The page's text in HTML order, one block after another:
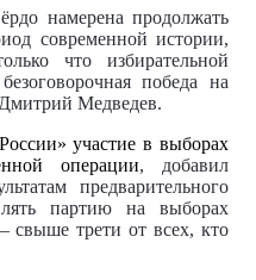
намерена продолжать
современной истории,
что избирательной
победа на
Медведев.
участие в выборах
операции, добавил
предварительного
партию на выборах
свыше трети от всех, кто